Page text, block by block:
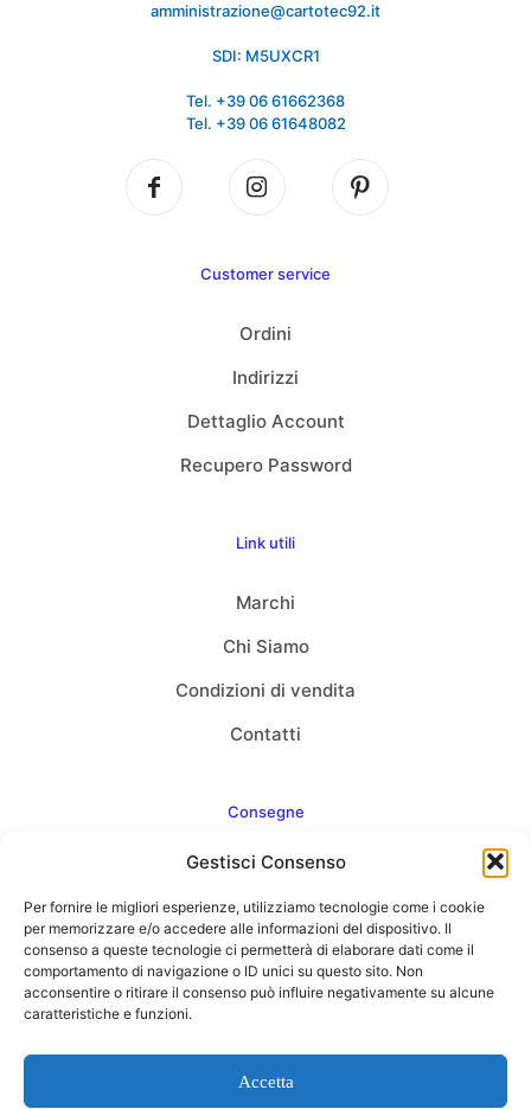
Gestisci Consenso
Per fornire le migliori esperienze, utilizziamo tecnologie come i cookie
per memorizzare e/o accedere alle informazioni del dispositivo. Il
consenso a queste tecnologie ci permetterà di elaborare dati come il
comportamento di navigazione o ID unici su questo sito. Non
acconsentire o ritirare il consenso può influire negativamente su alcune
caratteristiche e funzioni.
Accetta
amministrazione@cartotec92.it
SDI: M5UXCR1
Tel. +39 06 61662368
Tel. +39 06 61648082
Customer service
Ordini
Indirizzi
Dettaglio Account
Recupero Password
Link utili
Marchi
Chi Siamo
Condizioni di vendita
Contatti
Consegne
Come consegnamo
FAQ